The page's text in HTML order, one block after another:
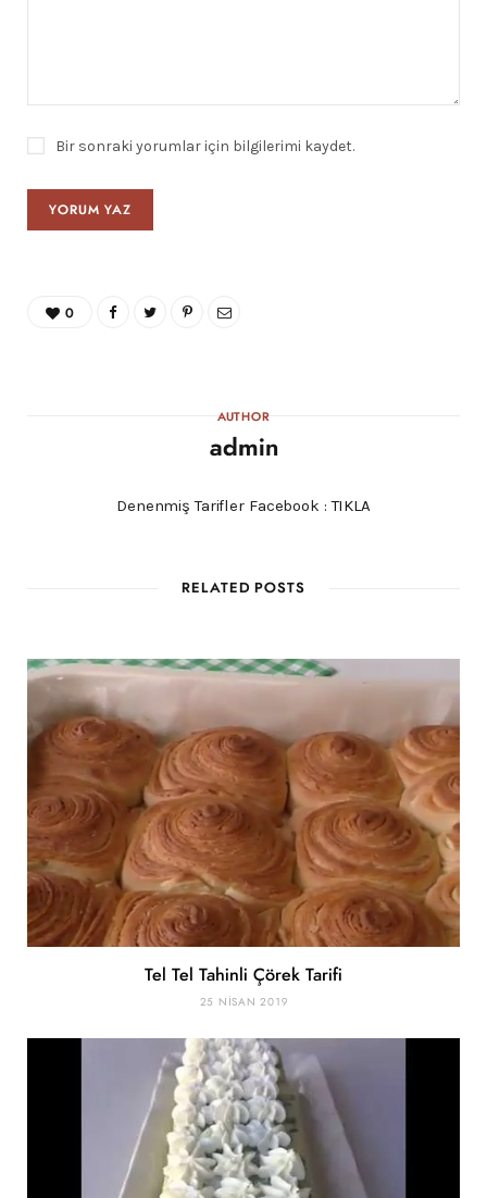
Bir sonraki yorumlar için bilgilerimi kaydet.
0
AUTHOR
admin
Denenmiş Tarifler Facebook :TIKLA
RELATED POSTS
Tel Tel Tahinli Çörek Tarifi
25 NISAN 2019